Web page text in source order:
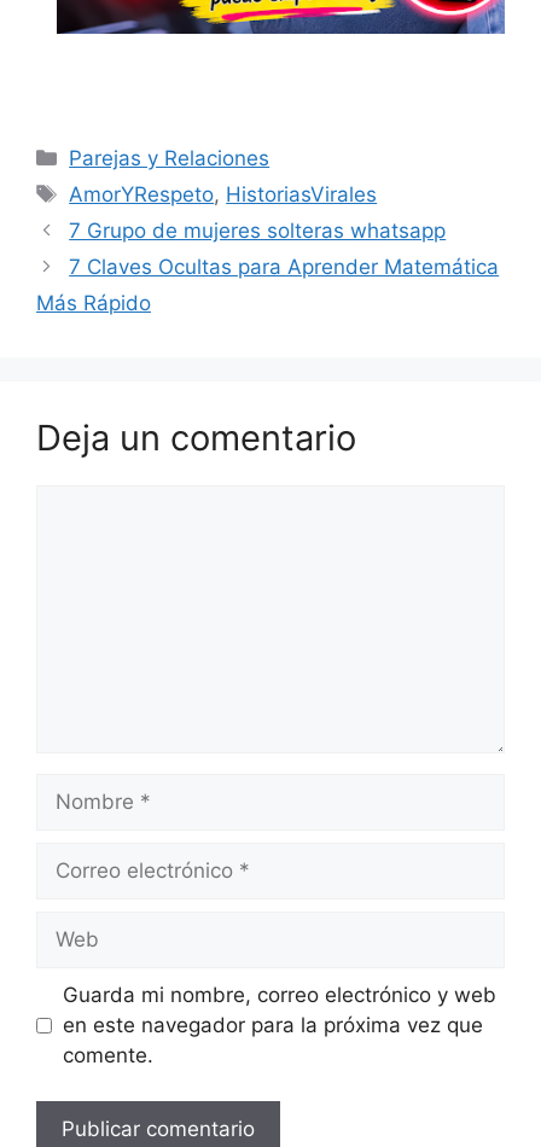
Categorías
Parejas y Relaciones
Etiquetas
AmorYRespeto, HistoriasVirales
7 Grupo de mujeres solteras whatsapp
7 Claves Ocultas para Aprender Matemática
Más Rápido
Deja un comentario
electrónico
Guarda mi nombre, correo electrónico y web
en este navegador para la próxima vez que
comente.